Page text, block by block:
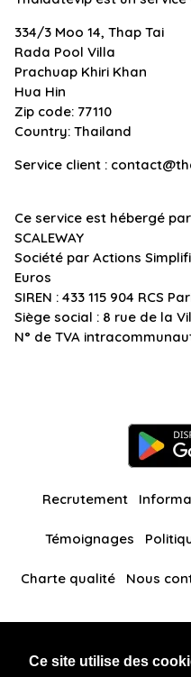
Ce site utilise des
334/3 Moo 14, Thap Tai
Rada Pool Villa
Prachuap Khiri Khan
Hua Hin
Zip code: 77110
Country: Thailand
Service client :
Ce service est hébergé
SCALEWAY
Société par Actions
Euros
SIREN : 433 115 904 RCS
Siège social : 8 rue de la
N° de TVA
Recrutement
Témoignages
Charte qualité Nous